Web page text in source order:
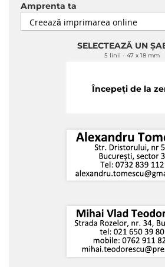
Amprenta ta
SELECTEAZĂ UN
5 linii 47 x 18 mm
Începeți de la